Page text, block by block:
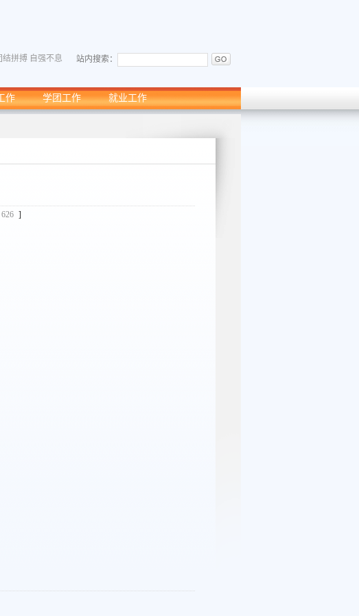
结拼搏 自强不息 站内搜索：
作 学团工作 就业工作
626 ]